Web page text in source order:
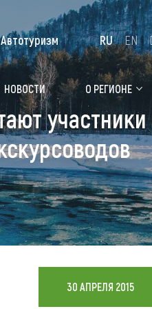
Где
Санатории
Сельские
Мотели,
НОВОСТИ О РЕГИОНЕ
Автотуризм RU EN
30 АПРЕЛЯ 2015